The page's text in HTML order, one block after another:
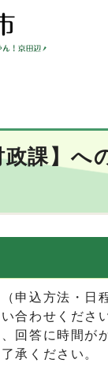
政課】へ
申込方法・日
合わせくださ
回答に時間が
承ください。